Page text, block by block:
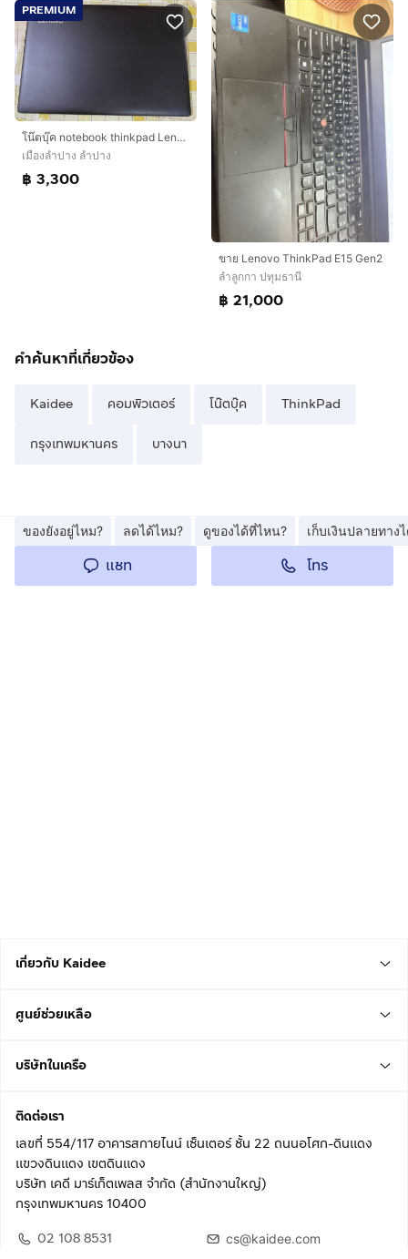
PREMIUM
โน๊ตบุ๊ค notebook thinkpad Lenovo AMD A9-9425 3.1GHz สภาพ 90เปอร์เซนต์ ใช้งานลื่นไหลดีมาก
เมืองลำปาง ลำปาง
฿ 3,300
ขาย Lenovo ThinkPad E15 Gen2
ลำลูกกา ปทุมธานี
฿ 21,000
คำค้นหาที่เกี่ยวข้อง
Kaidee คอมพิวเตอร์ โน๊ตบุ๊ค ThinkPad
กรุงเทพมหานคร บางนา
ของยังอยู่ไหม? ลดได้ไหม? ดูของได้ที่ไหน? เก็บเงินปลายทาง
แชท โทร
เกี่ยวกับ Kaidee
ศูนย์ช่วยเหลือ
บริษัทในเครือ
ติดต่อเรา
เลขที่ 554/117 อาคารสกายไนน์ เซ็นเตอร์ ชั้น 22 ถนนอโศก-ดินแดง
แขวงดินแดง เขตดินแดง
บริษัท เคดี มาร์เก็ตเพลส จำกัด (สำนักงานใหญ่)
กรุงเทพมหานคร 10400
02 108 8531
cs@kaidee.com